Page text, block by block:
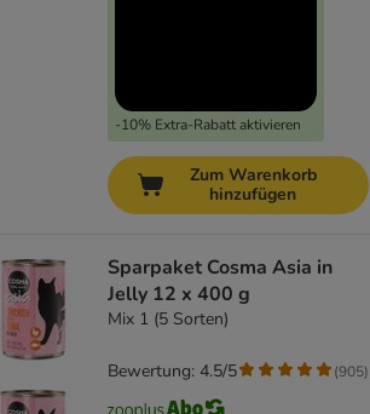
-10% Extra-Rabatt aktivieren
Zum Warenkorb
hinzufügen
Sparpaket Cosma Asia in
Jelly 12 x 400 g
Mix 1 (5 Sorten)
Bewertung: 4.5/5 (905)